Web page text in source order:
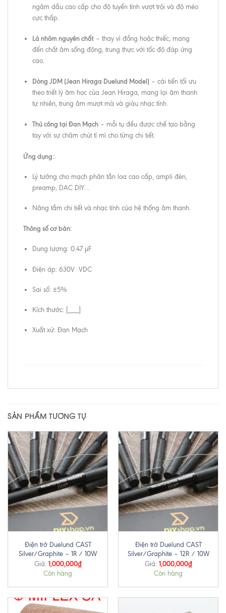
ngâm dầu cao cấp cho độ tuyến tính vượt trội và độ méo
cực thấp.
Lá nhôm nguyên chất – thay vì đồng hoặc thiếc, mang
đến chất âm sống động, trung thực với tốc độ đáp ứng
cao.
Dòng JDM (Jean Hiraga Duelund Model) – cải tiến tối ưu
theo triết lý âm học của Jean Hiraga, mang lại âm thanh
tự nhiên, trung âm mượt mà và giàu nhạc tính.
Thủ công tại Đan Mạch – mỗi tụ đều được chế tạo bằng
tay với sự chăm chút tỉ mỉ cho từng chi tiết.
Ứng dụng:
Lý tưởng cho mạch phân tần loa cao cấp, ampli đèn,
preamp, DAC DIY…
Nâng tầm chi tiết và nhạc tính của hệ thống âm thanh.
Thông số cơ bản:
Dung lượng: 0.47 µF
Điện áp: 630V VDC
Sai số: ±5%
Kích thước: [___]
Xuất xứ: Đan Mạch
SẢN PHẨM TƯƠNG TỰ
Điện trở Duelund CAST
Silver/Graphite – 1R / 10W
Giá: 1,000,000₫
Còn hàng
Điện trở Duelund CAST
Silver/Graphite – 12R / 10W
Giá: 1,000,000₫
Còn hàng